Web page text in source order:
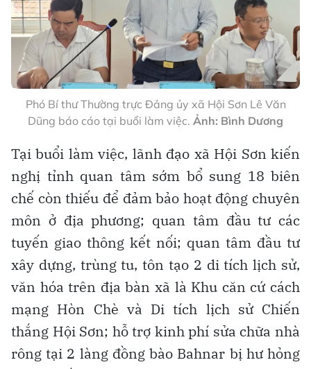
Phó Bí thư Thường trực Đảng ủy xã Hội Sơn Lê Văn
Dũng báo cáo tại buổi làm việc. Ảnh: Bình Dương
Tại buổi làm việc, lãnh đạo xã Hội Sơn kiến
nghị tỉnh quan tâm sớm bổ sung 18 biên
chế còn thiếu để đảm bảo hoạt động chuyên
môn ở địa phương; quan tâm đầu tư các
tuyến giao thông kết nối; quan tâm đầu tư
xây dựng, trùng tu, tôn tạo 2 di tích lịch sử,
văn hóa trên địa bàn xã là Khu căn cứ cách
mạng Hòn Chè và Di tích lịch sử Chiến
thắng Hội Sơn; hỗ trợ kinh phí sửa chữa nhà
rông tại 2 làng đồng bào Bahnar bị hư hỏng